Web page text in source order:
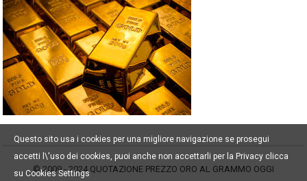
© 2009 - 2024QUOTAZIONE PREZZO ORO AL GRAMMO OGGI
Questo sito usa i cookies per una migliore navigazione se prosegui
accetti l\'uso dei cookies, puoi anche non accettarli per la Privacy clicca
su Cookies Settings